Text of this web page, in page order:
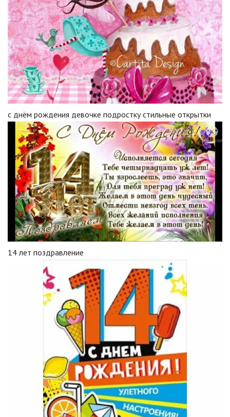
с днём рождения девочке подростку стильные открытки
14 лет поздравление